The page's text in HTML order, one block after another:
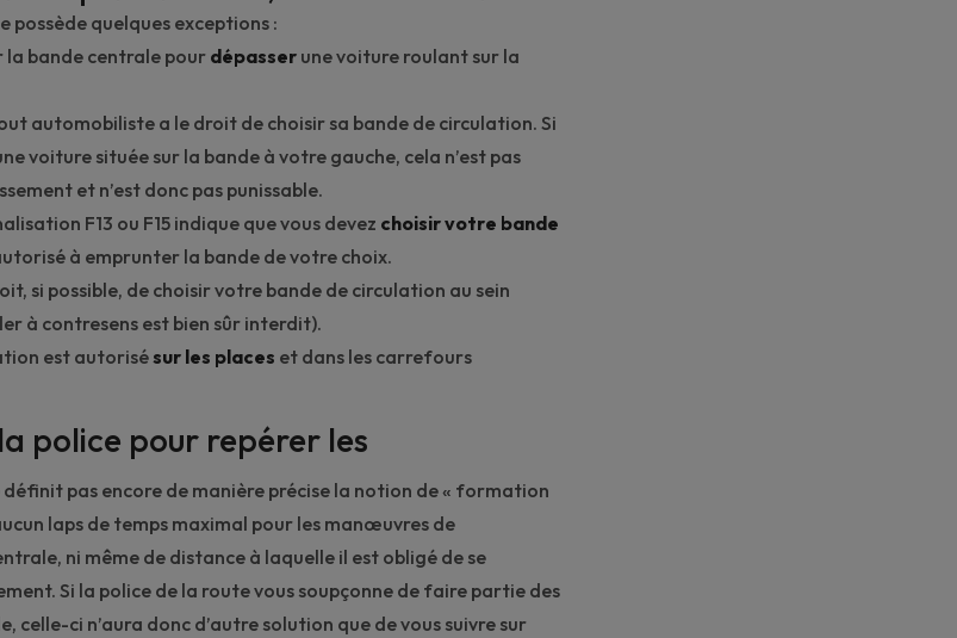
possède quelques exceptions :
la bande centrale pourdépasser une voiture roulant sur la
automobiliste a le droit de choisir sa bande de circulation. Si
voiture située sur la bande à votre gauche, cela n’est pas
et n’est donc pas punissable.
F13 ou F15 indique que vous devez choisir votre bande
à emprunter la bande de votre choix.
si possible, de choisir votre bande de circulation au sein
à contresens est bien sûr interdit).
est autorisésur les places et dans les carrefours
police pour repérer les
définit pas encore de manière précise la notion de « formation
laps de temps maximal pour les manœuvres de
ni même de distance à laquelle il est obligé de se
Si la police de la route vous soupçonne de faire partie des
celle-ci n’aura donc d’autre solution que de vous suivre sur